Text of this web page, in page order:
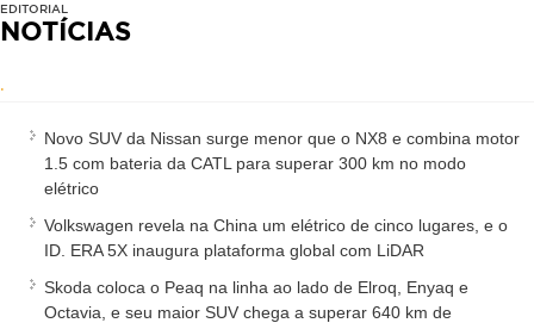
EDITORIAL
NOTÍCIAS
.
Novo SUV da Nissan surge menor que o NX8 e combina motor
1.5 com bateria da CATL para superar 300 km no modo
elétrico
Volkswagen revela na China um elétrico de cinco lugares, e o
ID. ERA 5X inaugura plataforma global com LiDAR
Skoda coloca o Peaq na linha ao lado de Elroq, Enyaq e
Octavia, e seu maior SUV chega a superar 640 km de